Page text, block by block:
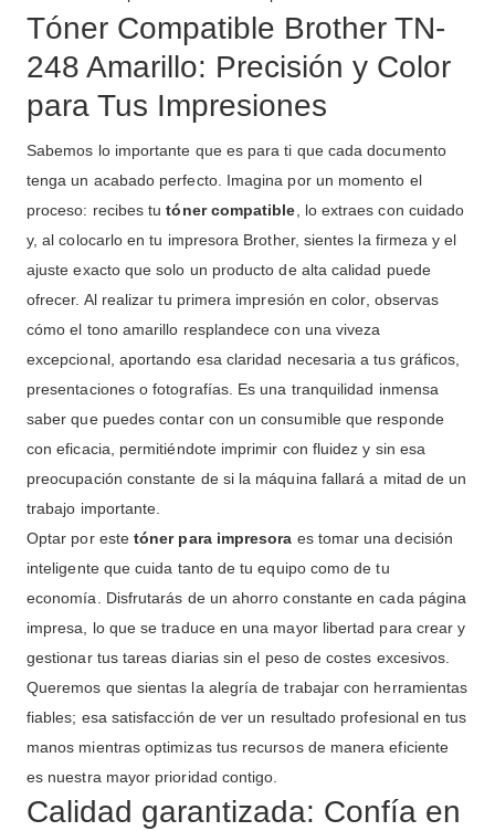
Tóner Compatible Brother TN-
248 Amarillo: Precisión y Color
para Tus Impresiones
Sabemos lo importante que es para ti que cada documento
tenga un acabado perfecto. Imagina por un momento el
proceso: recibes tutóner compatible, lo extraes con cuidado
y, al colocarlo en tu impresora Brother, sientes la firmeza y el
ajuste exacto que solo un producto de alta calidad puede
ofrecer. Al realizar tu primera impresión en color, observas
cómo el tono amarillo resplandece con una viveza
excepcional, aportando esa claridad necesaria a tus gráficos,
presentaciones o fotografías. Es una tranquilidad inmensa
saber que puedes contar con un consumible que responde
con eficacia, permitiéndote imprimir con fluidez y sin esa
preocupación constante de si la máquina fallará a mitad de un
trabajo importante.
Optar por estetóner para impresora es tomar una decisión
inteligente que cuida tanto de tu equipo como de tu
economía. Disfrutarás de un ahorro constante en cada página
impresa, lo que se traduce en una mayor libertad para crear y
gestionar tus tareas diarias sin el peso de costes excesivos.
Queremos que sientas la alegría de trabajar con herramientas
fiables; esa satisfacción de ver un resultado profesional en tus
manos mientras optimizas tus recursos de manera eficiente
es nuestra mayor prioridad contigo.
Calidad garantizada: Confía en